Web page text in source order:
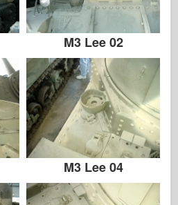
M3 Lee 02
M3 Lee 04